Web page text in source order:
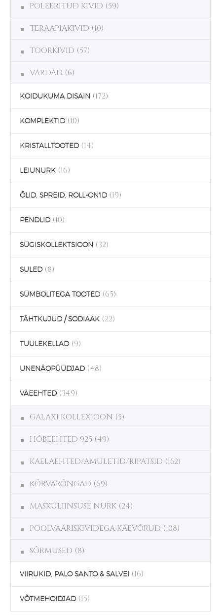
POLEERITUD KIVID (59)
TERAAPIAKIVID (10)
TOORKIVID (57)
VARDAD (6)
KOIDUKUMA DISAIN (172)
KOMPLEKTID (10)
KRISTALLTOOTED (14)
LEIUNURK (16)
ÕLID, SPREID, ROLL-ON'ID (19)
PENDLID (10)
SÜGISKOLLEKTSIOON (32)
SULED (8)
SÜMBOLITEGA TOOTED (65)
TÄHTKUJUD / SODIAAK (22)
TUULEKELLAD (9)
UNENÄOPÜÜDJAD (48)
VÄEEHTED (349)
GALAXI KOLLEXIOON (5)
HÕBEEHTED 925 (49)
KAELAEHTED/AMULETID/RIPATSID (162)
KÕRVARÕNGAD (69)
MASKULIINSUSE NURK (24)
POOLVÄÄRISKIVIDEGA KÄEVÕRUD (108)
SÕRMUSED (8)
VIIRUKID, PALO SANTO & SALVEI (16)
VÕTMEHOIDJAD (15)